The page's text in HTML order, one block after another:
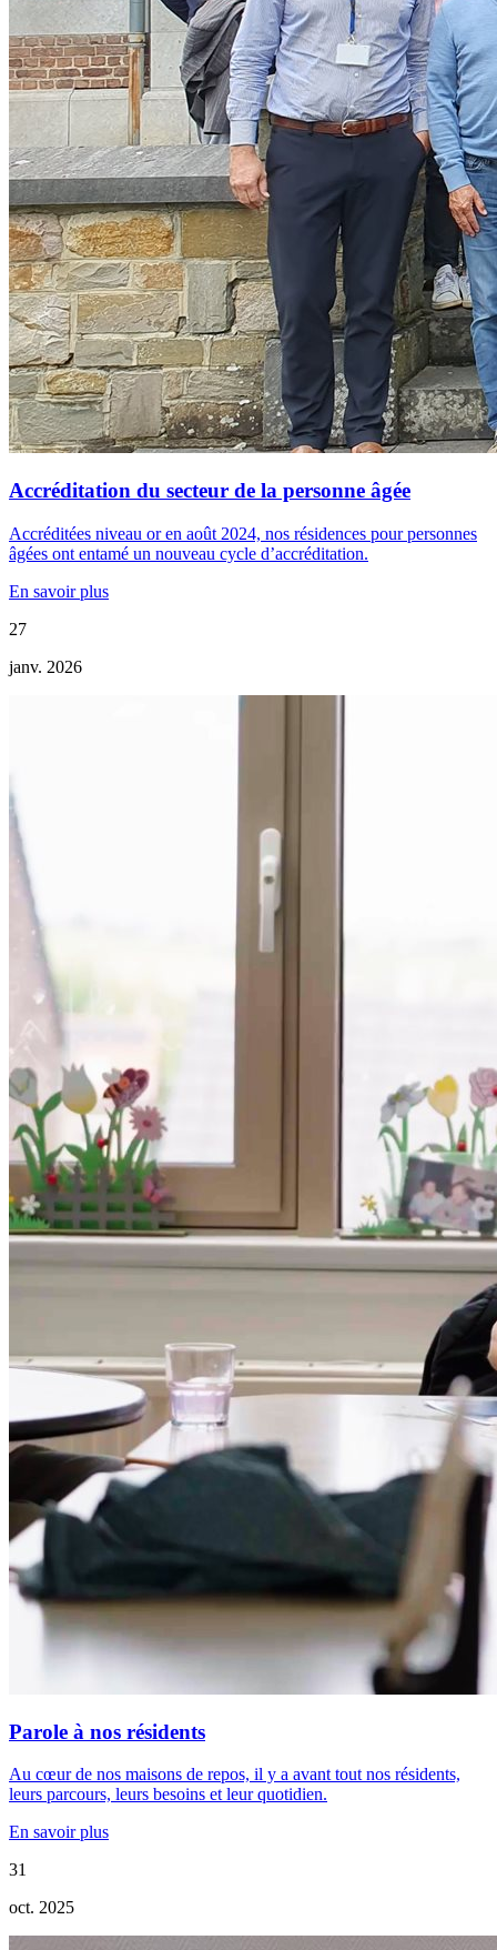
Accréditation du secteur de la personne âgée
Accréditées niveau or en août 2024, nos résidences pour personnes
âgées ont entamé un nouveau cycle d’accréditation.
En savoir plus
27
janv. 2026
Parole à nos résidents
Au cœur de nos maisons de repos, il y a avant tout nos résidents,
leurs parcours, leurs besoins et leur quotidien.
En savoir plus
31
oct. 2025